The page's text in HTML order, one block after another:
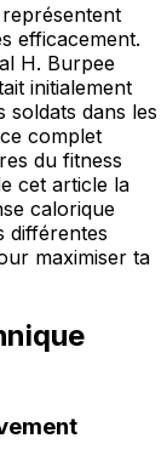
efficacement.
H. Burpee
initialement
soldats dans les
complet
du fitness
cet article la
calorique
différentes
maximiser ta